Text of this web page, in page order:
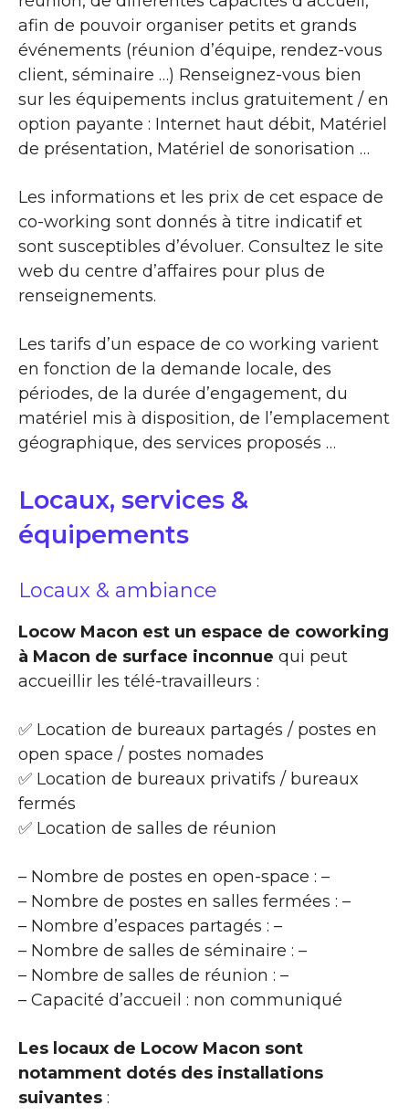
afin de pouvoir organiser petits et grands
événements (réunion d’équipe, rendez-vous
client, séminaire …) Renseignez-vous bien
sur les équipements inclus gratuitement / en
option payante : Internet haut débit, Matériel
de présentation, Matériel de sonorisation …
Les informations et les prix de cet espace de
co-working sont donnés à titre indicatif et
sont susceptibles d’évoluer. Consultez le site
web du centre d’affaires pour plus de
renseignements.
Les tarifs d’un espace de co working varient
en fonction de la demande locale, des
périodes, de la durée d’engagement, du
matériel mis à disposition, de l’emplacement
géographique, des services proposés …
Locaux, services &
équipements
Locaux & ambiance
Locow Macon est un espace de coworking
à Macon de surface inconnue qui peut
accueillir les télé-travailleurs :
✅ Location de bureaux partagés / postes en
open space / postes nomades
✅ Location de bureaux privatifs / bureaux
fermés
✅ Location de salles de réunion
– Nombre de postes en open-space : –
– Nombre de postes en salles fermées : –
– Nombre d’espaces partagés : –
– Nombre de salles de séminaire : –
– Nombre de salles de réunion : –
– Capacité d’accueil : non communiqué
Les locaux de Locow Macon sont
notamment dotés des installations
suivantes :